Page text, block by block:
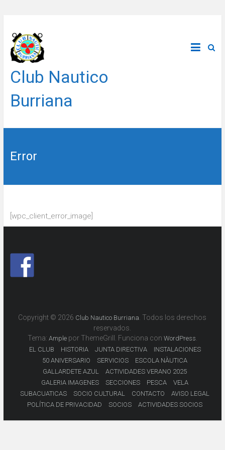
contenido
Club Nautico
Burriana
Error
[wpc_client_error_image]
Copyright © 2026 Club Nautico Burriana . Todos los derechos
reservados.
Tema: Amplepor ThemeGrill. Funciona con WordPress
EL CLUB HISTORIA JUNTA DIRECTIVA
INSTALACIONES
50 ANIVERSARIO
SERVICIOS
ESCOLA NÀUTICA
GALLARDETE AZUL
ACTIVIDADES VERANO 2025
GALERIA IMAGENES
SECCIONES PESCA
VELA
SUBACUATICAS
SOCIO CULTURAL CONTACTO
AVISO LEGAL
POLÍTICA DE PRIVACIDAD
SOCIOS ACTIVIDADES SOCIOS